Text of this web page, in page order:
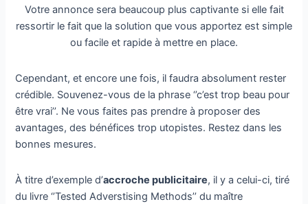
Votre annonce sera beaucoup plus captivante si elle fait
ressortir le fait que la solution que vous apportez est simple
ou facile et rapide à mettre en place.
Cependant, et encore une fois, il faudra absolument rester
crédible. Souvenez-vous de la phrase ‘’c’est trop beau pour
être vrai’’. Ne vous faites pas prendre à proposer des
avantages, des bénéfices trop utopistes. Restez dans les
bonnes mesures.
À titre d’exemple d’accroche publicitaire, il y a celui-ci, tiré
du livre ‘’Tested Adverstising Methods’’ du maître